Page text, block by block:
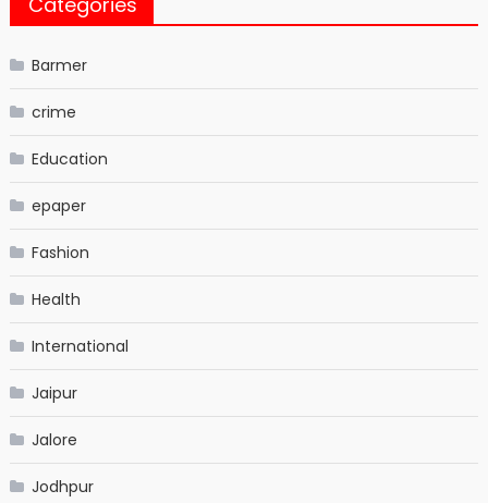
Barmer
crime
Education
epaper
Fashion
Health
International
Jaipur
Jalore
Jodhpur